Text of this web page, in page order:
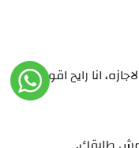
انا رايح اقولهم